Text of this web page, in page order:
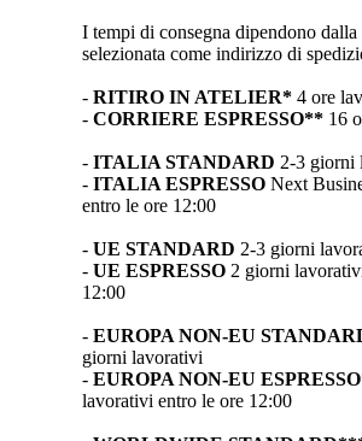
I tempi di consegna dipendono dalla
selezionata come indirizzo di
- RITIRO IN ATELIER* 4 ore
- CORRIERE ESPRESSO** 16
- ITALIA STANDARD 2-3 giorni
- ITALIA ESPRESSO Next
entro le ore 12:00
- UE STANDARD 2-3 giorni
- UE ESPRESSO 2 giorni
12:00
- EUROPA NON-EU
giorni lavorativi
- EUROPA NON-EU
lavorativi entro le ore 12:00